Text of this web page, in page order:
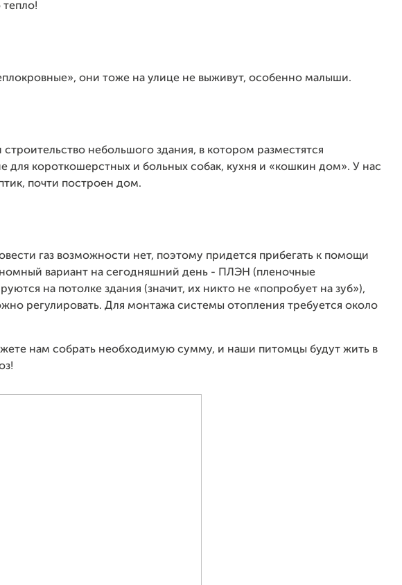
они тоже на улице не выживут, особенно малыши.
небольшого здания, в котором разместятся
для короткошерстных и больных собак, кухня и «кошкин дом». У нас
почти построен дом.
газ возможности нет, поэтому придется прибегать к помощи
вариант на сегодняшний день - ПЛЭН (пленочные
на потолке здания (значит, их никто не «попробует на зуб»),
регулировать. Для монтажа системы отопления требуется около
нам собрать необходимую сумму, и наши питомцы будут жить в